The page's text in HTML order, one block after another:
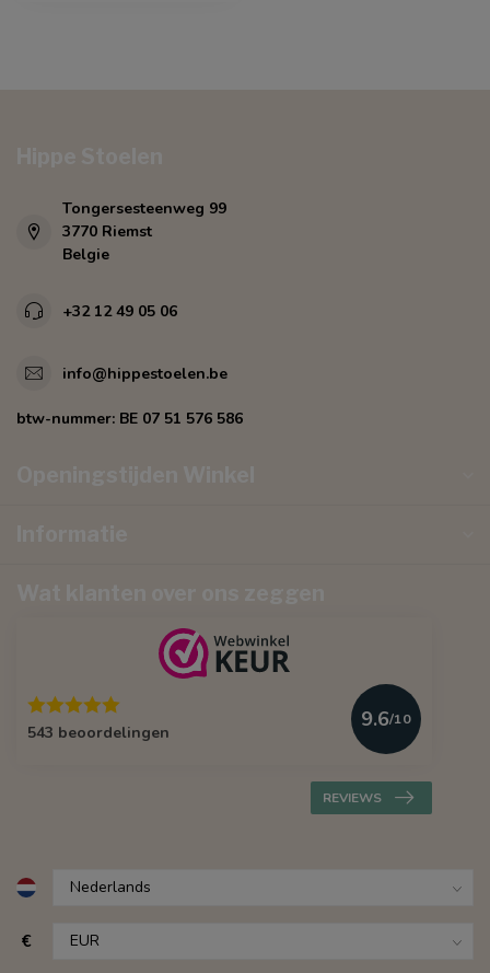
Tongersesteenweg 99
3770 Riemst
Belgie
+32 12 49 05 06
info@hippestoelen.be
btw-nummer: BE 07 51 576 586
543 beoordelingen
9.6/10
REVIEWS
€